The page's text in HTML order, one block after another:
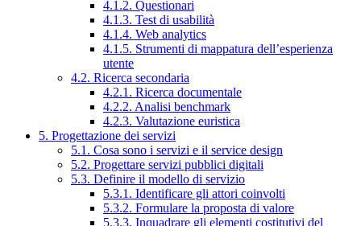
4.1.2. Questionari
4.1.3. Test di usabilità
4.1.4. Web analytics
4.1.5. Strumenti di mappatura dell’esperienza
utente
4.2. Ricerca secondaria
4.2.1. Ricerca documentale
4.2.2. Analisi benchmark
4.2.3. Valutazione euristica
5. Progettazione dei servizi
5.1. Cosa sono i servizi e il service design
5.2. Progettare servizi pubblici digitali
5.3. Definire il modello di servizio
5.3.1. Identificare gli attori coinvolti
5.3.2. Formulare la proposta di valore
5.3.3. Inquadrare gli elementi costitutivi del